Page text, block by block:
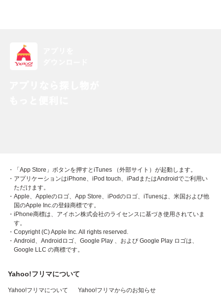
・「App Store」ボタンを押すとiTunes （外部サイト）が起動します。
・アプリケーションはiPhone、iPod touch、iPadまたはAndroidでご利用い
ただけます。
・Apple、Appleのロゴ、App Store、iPodのロゴ、iTunesは、米国および他
国のApple Inc.の登録商標です。
・iPhone商標は、アイホン株式会社のライセンスに基づき使用されていま
す。
・Copyright (C) Apple Inc. All rights reserved.
・Android、Androidロゴ、Google Play 、および Google Play ロゴは、
Google LLC の商標です。
Yahoo!フリマについて
Yahoo!フリマについて Yahoo!フリマからのお知らせ